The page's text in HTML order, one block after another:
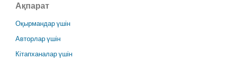
Ақпарат
Оқырмандар үшін
Авторлар үшін
Кітапханалар үшін